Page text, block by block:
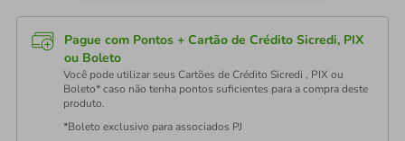
Pague com Pontos + Cartão de Crédito Sicredi, PIX
ou Boleto
Você pode utilizar seus Cartões de Crédito Sicredi , PIX ou
Boleto* caso não tenha pontos suficientes para a compra deste
produto.
*Boleto exclusivo para associados PJ